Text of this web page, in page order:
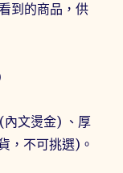
到的商品，供
內文燙金) 、厚
，不可挑選)。